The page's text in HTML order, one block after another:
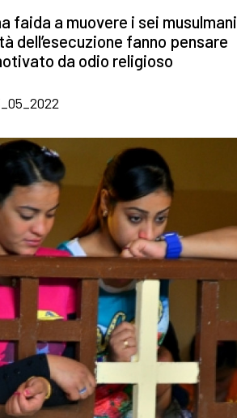
faida a muovere i sei musulmani
dell’esecuzione fanno pensare
da odio religioso